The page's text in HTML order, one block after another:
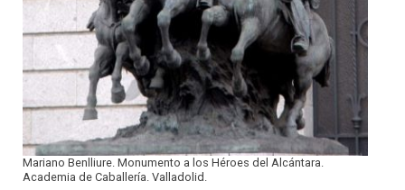
Mariano Benlliure. Monumento a los Héroes del Alcántara.
Academia de Caballería. Valladolid.